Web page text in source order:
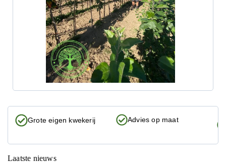
Grote eigen kwekerij Advies op maat
Laatste nieuws